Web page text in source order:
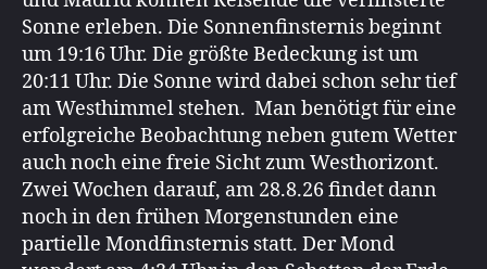
Sonne erleben. Die Sonnenfinsternis beginnt
um 19:16 Uhr. Die größte Bedeckung ist um
20:11 Uhr. Die Sonne wird dabei schon sehr tief
am Westhimmel stehen. Man benötigt für eine
erfolgreiche Beobachtung neben gutem Wetter
auch noch eine freie Sicht zum Westhorizont.
Zwei Wochen darauf, am 28.8.26 findet dann
noch in den frühen Morgenstunden eine
partielle Mondfinsternis statt. Der Mond